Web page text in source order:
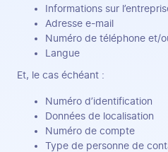
Informations sur
Adresse e-mail
Numéro de téléphone et/
Langue
Et, le cas échéant :
Numéro d’identification
Données de localisation
Numéro de compte
Type de personne de